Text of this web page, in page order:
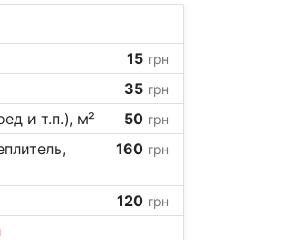
15 грн
35 грн
и т.п.), м² 50 грн
160 грн
120 грн